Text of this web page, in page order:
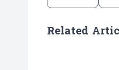
Related